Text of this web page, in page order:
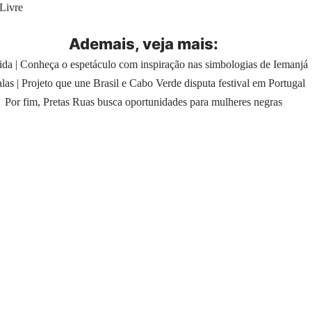
Ademais, veja mais:
| Conheça o espetáculo com inspiração nas simbologias de Iemanjá
| Projeto que une Brasil e Cabo Verde disputa festival em Portugal
Por fim, Pretas Ruas busca oportunidades para mulheres negras